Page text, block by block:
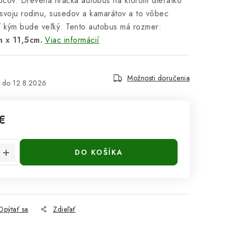
rodinu, susedov a kamarátov a to vôbec
bude veľký. Tento autobus má rozmer:
x 11,5cm. Viac informácií
12.8.2026
Možnosti doručenia
DO KOŠÍKA
sa Zdieľať